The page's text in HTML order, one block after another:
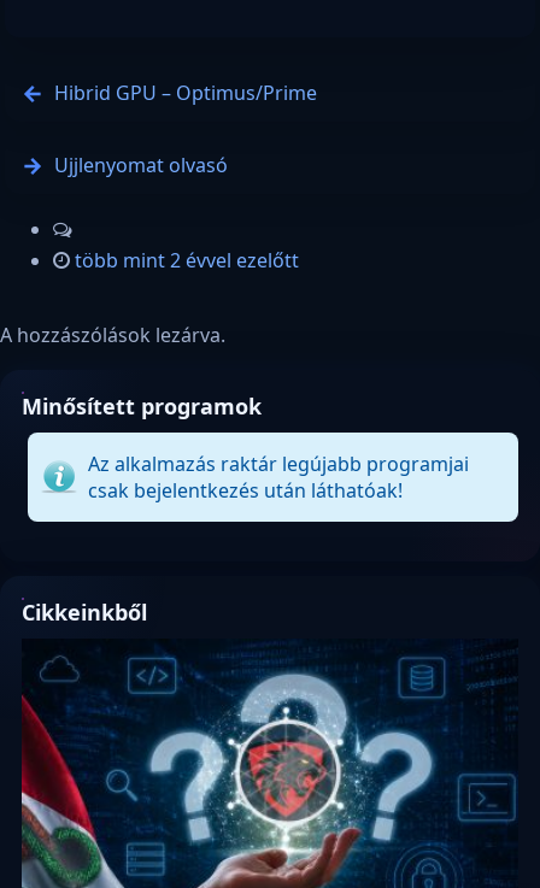
Hibrid GPU – Optimus/Prime
Ujjlenyomat olvasó
több mint 2 évvel ezelőtt
A hozzászólások lezárva.
Minősített programok
Az alkalmazás raktár legújabb programjai
csak bejelentkezés után láthatóak!
Cikkeinkből